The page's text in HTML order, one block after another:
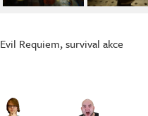
Requiem,survival akce